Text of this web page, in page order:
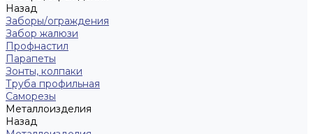
Назад
Заборы/ограждения
Забор жалюзи
Профнастил
Парапеты
Зонты, колпаки
Труба профильная
Саморезы
Металлоизделия
Назад